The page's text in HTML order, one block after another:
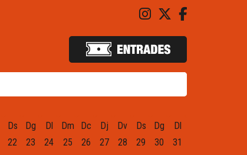
Link a instagram
Link a twitter
Link a
Ds
22
Dg
23
Dl
24
Dm
25
Dc
26
Dj
27
Dv
28
Ds
29
Dg
30
Dl
31